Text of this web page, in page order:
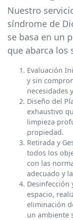
Nuestro
síndrome de
se basa en un
que abarca los
Evaluación
y sin
necesidades
Diseño del
exhaustivo
limpieza
propiedad.
Retirada y
todos los
con las
adecuado y
Desinfección
espacio,
eliminación
un ambiente